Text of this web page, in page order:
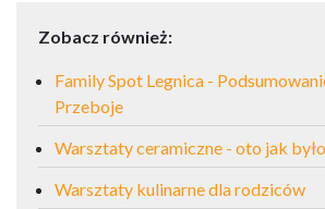
Zobacz również:
Family Spot Legnica -
Przeboje
Warsztaty ceramiczne - oto jak było
Warsztaty kulinarne dla rodziców